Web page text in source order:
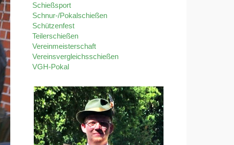
Schießsport
Schnur-/Pokalschießen
Schützenfest
Teilerschießen
Vereinmeisterschaft
Vereinsvergleichsschießen
VGH-Pokal